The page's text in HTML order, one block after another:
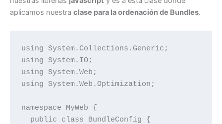
aplicamos nuestra clase para la ordenación de Bundles.
using System.Collections.Generic;
using System.IO;
using System.Web;
using System.Web.Optimization;
namespace MyWeb {
  public class BundleConfig {